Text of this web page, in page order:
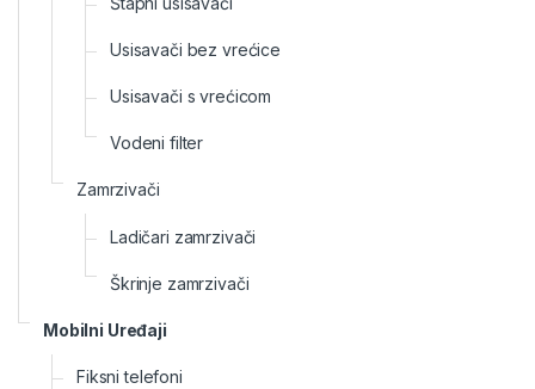
Usisavači bez vrećice
Usisavači s vrećicom
Vodeni filter
Zamrzivači
Ladičari zamrzivači
Škrinje zamrzivači
Mobilni Uređaji
Fiksni telefoni